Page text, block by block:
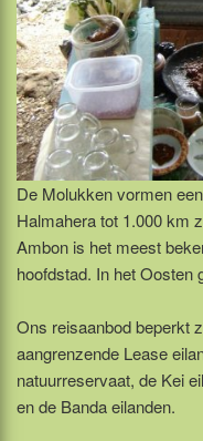
De Molukken vormen
Halmahera tot 1.000 km
Ambon is het meest
hoofdstad. In het Oosten
Ons reisaanbod beperkt
aangrenzende Lease
natuurreservaat, de Kei
en de Banda eilanden.